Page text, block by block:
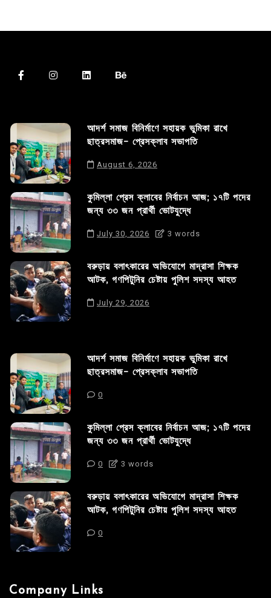
আদর্শ সমাজ বিনির্মাণে সহায়ক ভুমিকা রাখে
ছাত্রসমাজ- প্রেসক্লাব সভাপতি
August 6, 2026
কুমিল্লা প্রেস ক্লাবের নির্বাচন আজ; ১৭টি পদের
জন্য ৩৩ জন প্রার্থী ভোটযুদ্ধে
July 30, 2026 3 words
বরুড়ায় বলাৎকারের অভিযোগে মাদ্রাসা শিক্ষক
আটক, গণপিটুনির চেষ্টায় পুলিশ সদস্য আহত
July 29, 2026
আদর্শ সমাজ বিনির্মাণে সহায়ক ভুমিকা রাখে
ছাত্রসমাজ- প্রেসক্লাব সভাপতি
0
কুমিল্লা প্রেস ক্লাবের নির্বাচন আজ; ১৭টি পদের
জন্য ৩৩ জন প্রার্থী ভোটযুদ্ধে
0 3 words
বরুড়ায় বলাৎকারের অভিযোগে মাদ্রাসা শিক্ষক
আটক, গণপিটুনির চেষ্টায় পুলিশ সদস্য আহত
0
Company Links